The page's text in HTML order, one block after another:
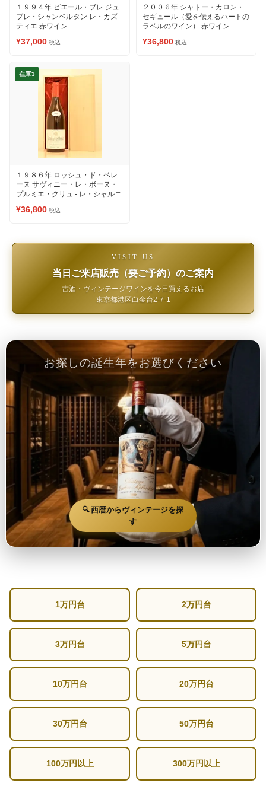
１９９４年 ピエール・ブレ ジュ
ブレ・シャンベルタン レ・カズ
ティエ 赤ワイン
¥37,000 税込
２００６年 シャトー・カロン・
セギュール（愛を伝えるハートの
ラベルのワイン） 赤ワイン
¥36,800 税込
在庫3
１９８６年 ロッシュ・ド・ベレ
ーヌ サヴィニー・レ・ボーヌ・
プルミエ・クリュ - レ・シャルニ
¥36,800 税込
VISIT US
当日ご来店販売（要ご予約）のご案内
古酒・ヴィンテージワインを今日買えるお店
東京都港区白金台2-7-1
お探しの誕生年をお選びください
🔍 西暦からヴィンテージを探
す
1万円台 2万円台
3万円台 5万円台
10万円台 20万円台
30万円台 50万円台
100万円以上 300万円以上